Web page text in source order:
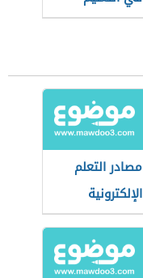
مصادر التعلم
الإلكترونية